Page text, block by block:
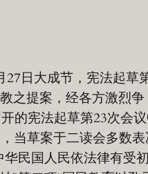
日大成节，宪法起草
之提案，经各方激烈争
的宪法起草第23次会
当草案于二读会多数
民国人民依法律有受